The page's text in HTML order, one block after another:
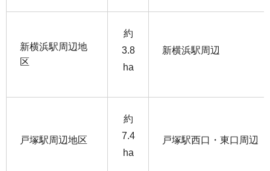
新横浜駅周辺地
区
約
3.8
ha
新横浜駅周辺
戸塚駅周辺地区
約
7.4
ha
戸塚駅西口・東口周辺